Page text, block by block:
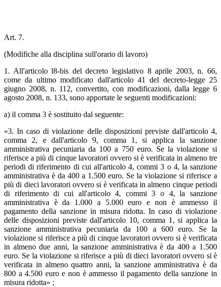
Art. 7.
(Modifiche alla disciplina sull'orario di lavoro)
1. All'articolo l8-bis del decreto legislativo 8 aprile 2003, n. 66,
come da ultimo modificato dall'articolo 41 del decreto-legge 25
giugno 2008, n. 112, convertito, con modificazioni, dalla legge 6
agosto 2008, n. 133, sono apportate le seguenti modificazioni:
a) il comma 3 è sostituito dal seguente:
«3. In caso di violazione delle disposizioni previste dall'articolo 4,
comma 2, e dall'articolo 9, comma 1, si applica la sanzione
amministrativa pecuniaria da 100 a 750 euro. Se la violazione si
riferisce a più di cinque lavoratori ovvero si è verificata in almeno tre
periodi di riferimento di cui all'articolo 4, commi 3 o 4, la sanzione
amministrativa è da 400 a 1.500 euro. Se la violazione si riferisce a
più di dieci lavoratori ovvero si è verificata in almeno cinque periodi
di riferimento di cui all'articolo 4, commi 3 o 4, la sanzione
amministrativa è da 1.000 a 5.000 euro e non è ammesso il
pagamento della sanzione in misura ridotta. In caso di violazione
delle disposizioni previste dall'articolo 10, comma 1, si applica la
sanzione amministrativa pecuniaria da 100 a 600 euro. Se la
violazione si riferisce a più di cinque lavoratori ovvero si è verificata
in almeno due anni, la sanzione amministrativa è da 400 a 1.500
euro. Se la violazione si riferisce a più di dieci lavoratori ovvero si è
verificata in almeno quattro anni, la sanzione amministrativa è da
800 a 4.500 euro e non è ammesso il pagamento della sanzione in
misura ridotta» ;